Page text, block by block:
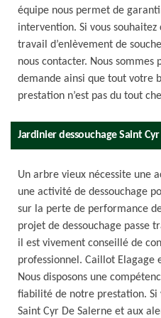
équipe nous permet de
intervention. Si vous
travail d’enlèvement de
nous contacter. Nous
demande ainsi que tout votre
prestation n’est pas du tout
Jardinier dessouchage Saint
Un arbre vieux nécessite une
une activité de dessouchage
sur la perte de performance
projet de dessouchage passe
il est vivement conseillé de
professionnel. Caillot Elagage
Nous disposons une
fiabilité de notre prestation. Si
Saint Cyr De Salerne et aux